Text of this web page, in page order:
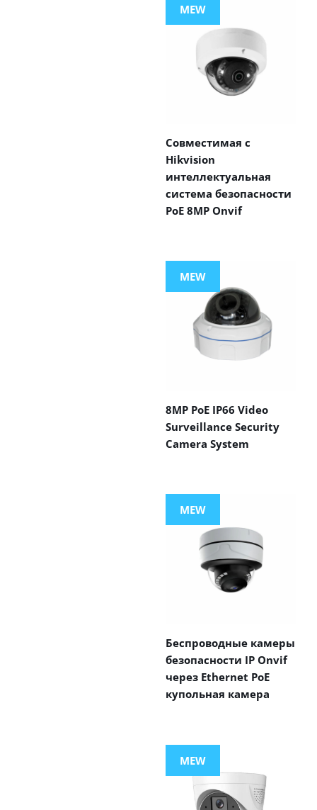
MEW
Совместимая с
Hikvision
интеллектуальная
система безопасности
PoE 8MP Onvif
MEW
8MP PoE IP66 Video
Surveillance Security
Camera System
MEW
Беспроводные камеры
безопасности IP Onvif
через Ethernet PoE
купольная камера
MEW